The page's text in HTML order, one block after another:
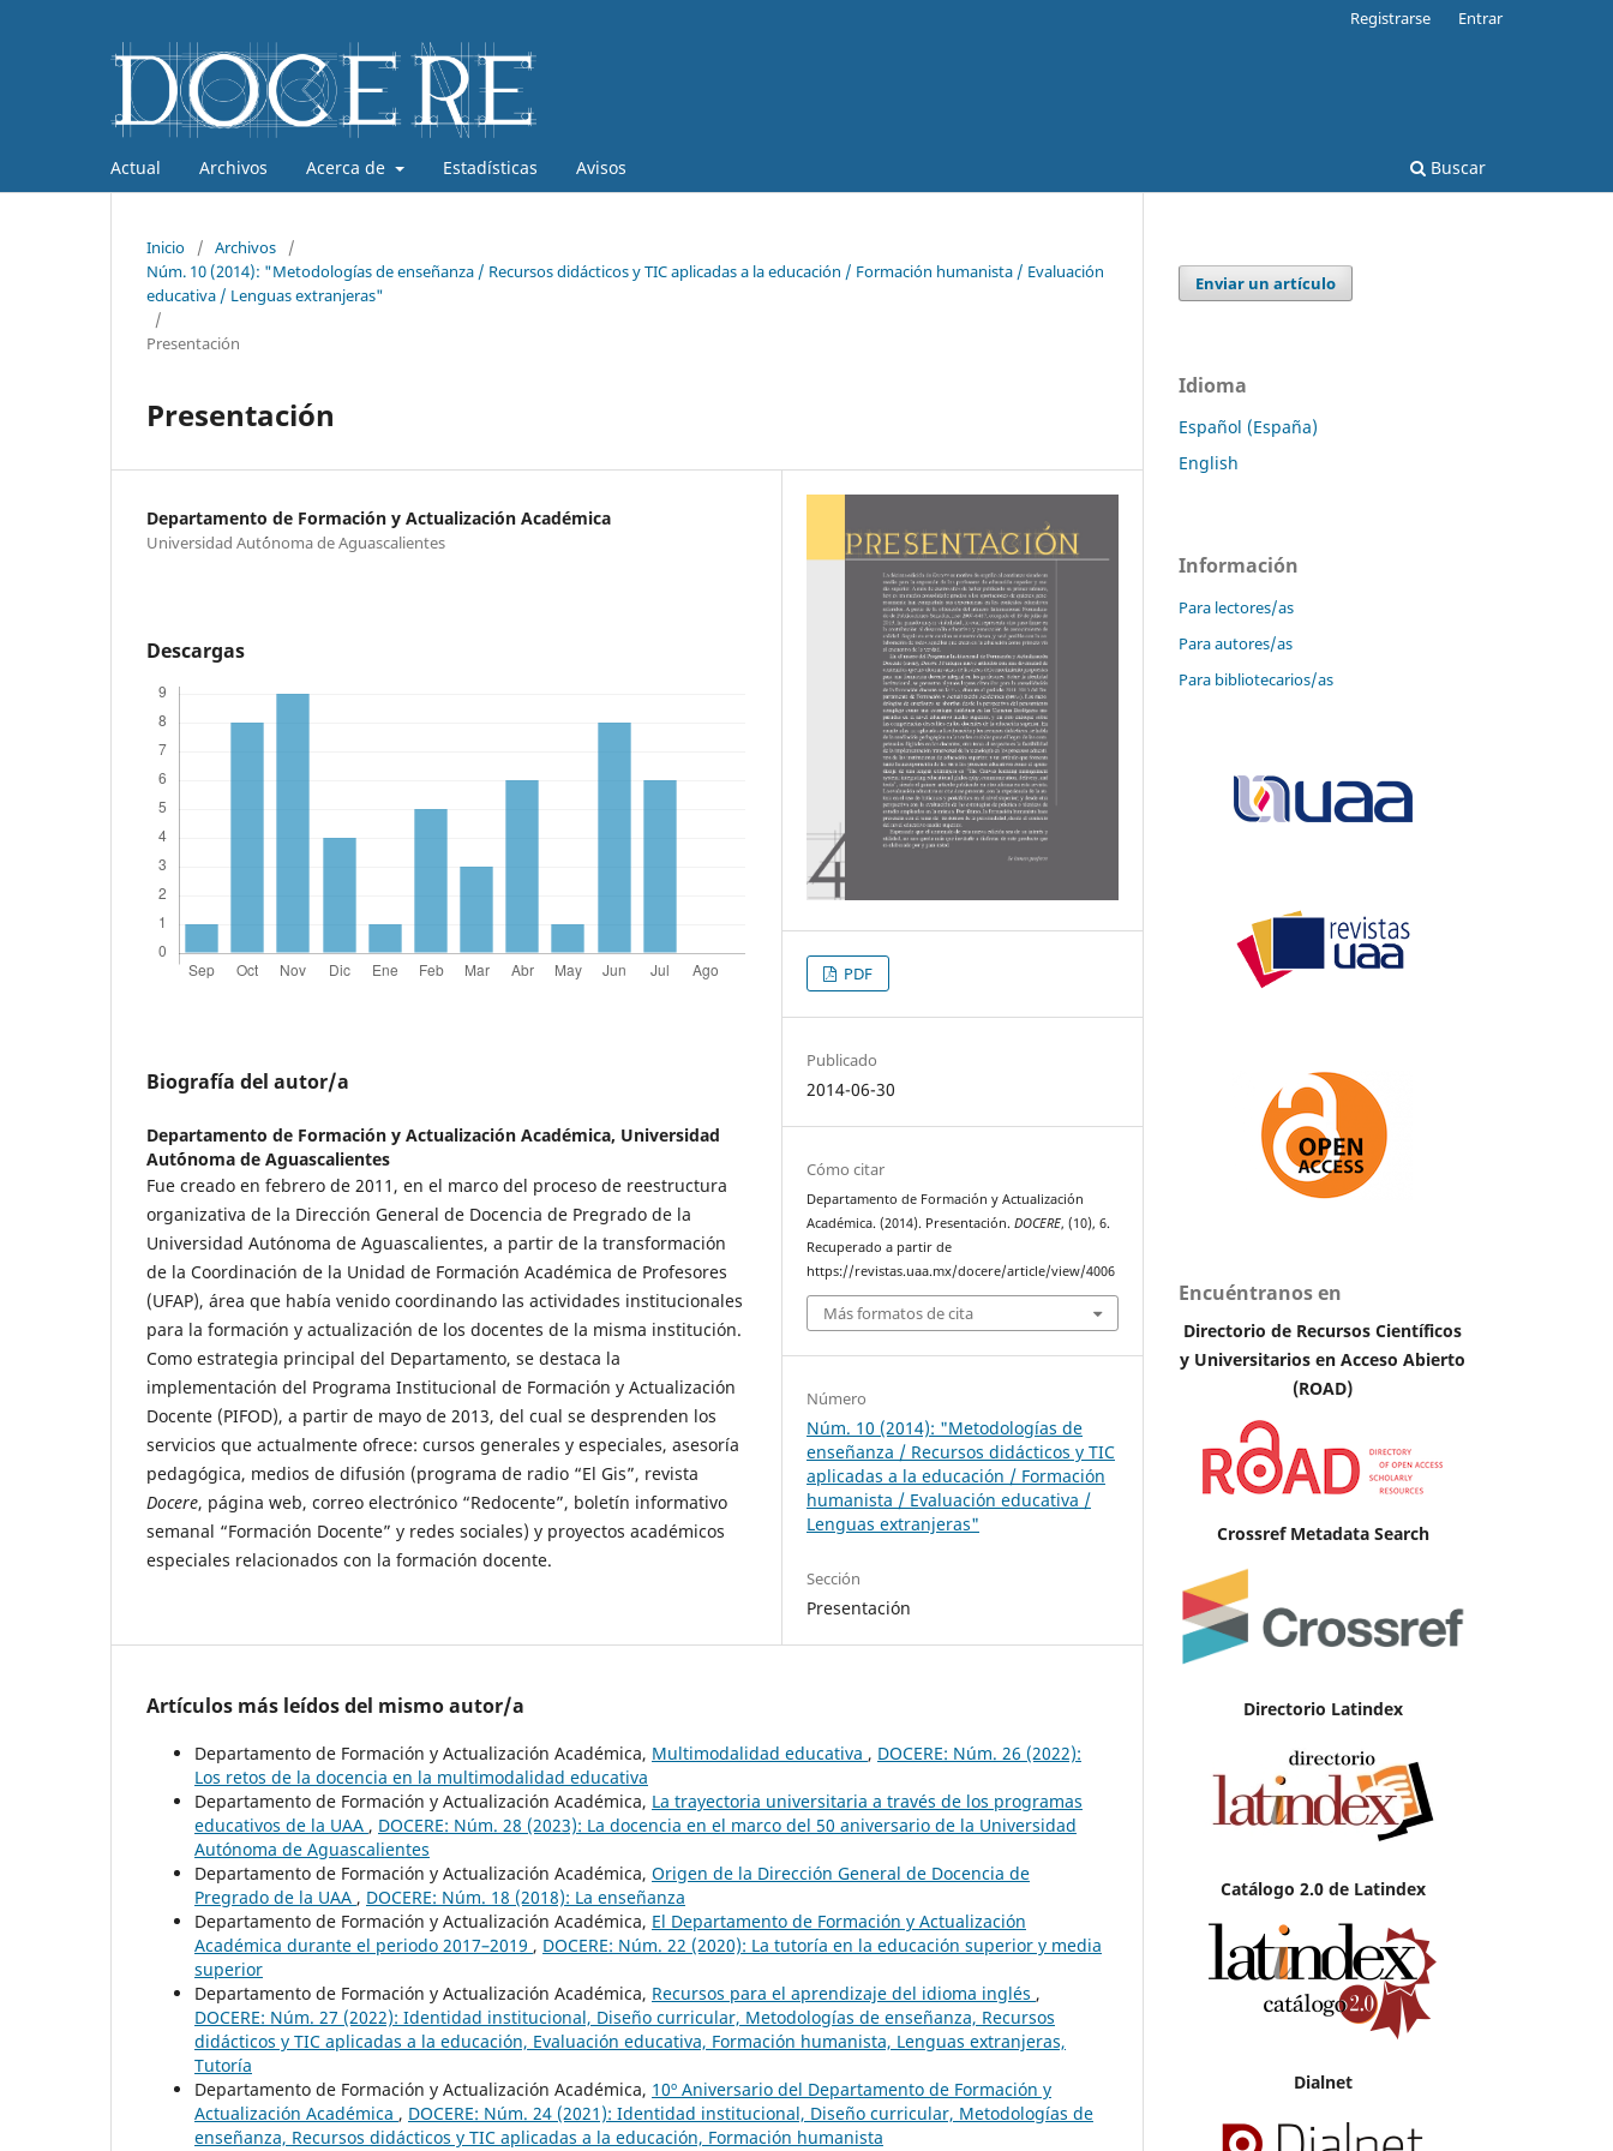
Actual Archivos Acerca de Estadísticas Avisos Buscar
Registrarse Entrar
Inicio / Archivos
/
Núm. 10 (2014): "Metodologías de enseñanza / Recursos didácticos y TIC aplicadas a la educación / Formación humanista / Evaluación
educativa / Lenguas extranjeras"
/
Presentación
Presentación
Departamento de Formación y Actualización Académica
Universidad Aut´ónoma de Aguascalientes
Descargas
Biografía del autor/a
Departamento de Formación y Actualización Académica, Universidad
Aut´ónoma de Aguascalientes
Fue creado en febrero de 2011, en el marco del proceso de reestructura
organizativa de la Dirección General de Docencia de Pregrado de la
Universidad Autónoma de Aguascalientes, a partir de la transformación
de la Coordinación de la Unidad de Formación Académica de Profesores
(UFAP), área que había venido coordinando las actividades institucionales
para la formación y actualización de los docentes de la misma institución.
Como estrategia principal del Departamento, se destaca la
implementación del Programa Institucional de Formación y Actualización
Docente (PIFOD), a partir de mayo de 2013, del cual se desprenden los
servicios que actualmente ofrece: cursos generales y especiales, asesoría
pedagógica, medios de difusión (programa de radio “El Gis”, revista
Docere, página web, correo electrónico “Redocente”, boletín informativo
semanal “Formación Docente” y redes sociales) y proyectos académicos
especiales relacionados con la formación docente.
PDF
Publicado
2014-06-30
Cómo citar
Departamento de Formación y Actualización
Académica. (2014). Presentación.DOCERE, (10), 6.
Recuperado a partir de
https://revistas.uaa.mx/docere/article/view/4006
Más formatos de cita
Número
Núm. 10 (2014): "Metodologías de
enseñanza / Recursos didácticos y TIC
aplicadas a la educación / Formación
humanista / Evaluación educativa /
Lenguas extranjeras"
Sección
Presentación
Artículos más leídos del mismo autor/a
Departamento de Formación y Actualización Académica, Multimodalidad educativa , DOCERE: Núm. 26 (2022):
Los retos de la docencia en la multimodalidad educativa
Departamento de Formación y Actualización Académica, La trayectoria universitaria a través de los programas
educativos de la UAA , DOCERE: Núm. 28 (2023): La docencia en el marco del 50 aniversario de la Universidad
Autónoma de Aguascalientes
Departamento de Formación y Actualización Académica, Origen de la Dirección General de Docencia de
Pregrado de la UAA , DOCERE: Núm. 18 (2018): La enseñanza
Departamento de Formación y Actualización Académica, El Departamento de Formación y Actualización
Académica durante el periodo 2017–2019 , DOCERE: Núm. 22 (2020): La tutoría en la educación superior y media
superior
Departamento de Formación y Actualización Académica, Recursos para el aprendizaje del idioma inglés ,
DOCERE: Núm. 27 (2022): Identidad institucional, Diseño curricular, Metodologías de enseñanza, Recursos
didácticos y TIC aplicadas a la educación, Evaluación educativa, Formación humanista, Lenguas extranjeras,
Tutoría
Departamento de Formación y Actualización Académica, 10º Aniversario del Departamento de Formación y
Actualización Académica , DOCERE: Núm. 24 (2021): Identidad institucional, Diseño curricular, Metodologías de
enseñanza, Recursos didácticos y TIC aplicadas a la educación, Formación humanista
Enviar un artículo
Idioma
Español (España)
English
Información
Para lectores/as
Para autores/as
Para bibliotecarios/as
Encuéntranos en
Directorio de Recursos Científicos
y Universitarios en Acceso Abierto
(ROAD)
Crossref Metadata Search
Directorio Latindex
Catálogo 2.0 de Latindex
Dialnet